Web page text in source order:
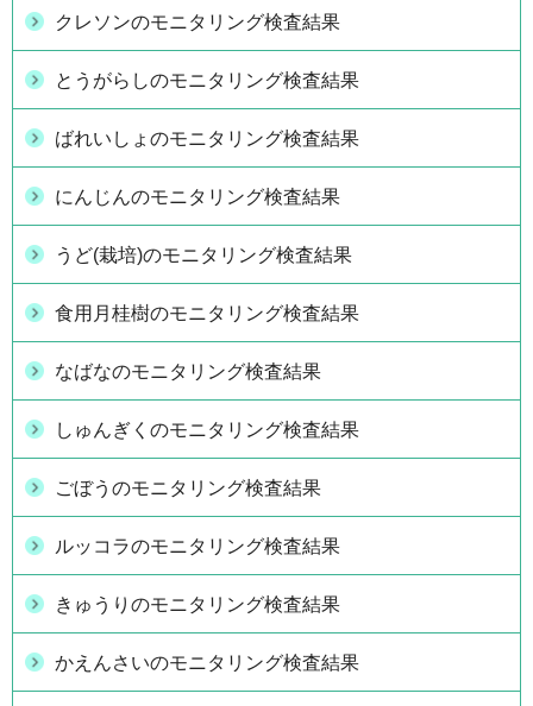
クレソンのモニタリング検査結果
とうがらしのモニタリング検査結果
ばれいしょのモニタリング検査結果
にんじんのモニタリング検査結果
うど(栽培)のモニタリング検査結果
食用月桂樹のモニタリング検査結果
なばなのモニタリング検査結果
しゅんぎくのモニタリング検査結果
ごぼうのモニタリング検査結果
ルッコラのモニタリング検査結果
きゅうりのモニタリング検査結果
かえんさいのモニタリング検査結果